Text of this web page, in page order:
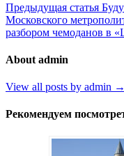
Предыдущая статья
Московского
разбором чемоданов в
About admin
View all posts by admin →
Рекомендуем